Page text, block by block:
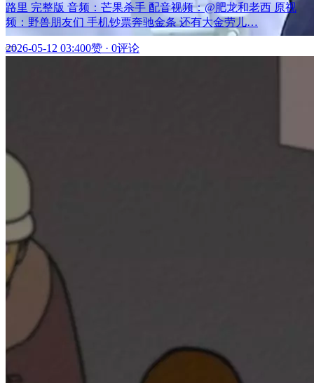
路里 完整版 音频：芒果杀手 配音视频：@肥龙和老西 原视
频：野兽朋友们 手机钞票奔驰金条 还有大金劳儿…
2026-05-12 03:400赞 · 0评论